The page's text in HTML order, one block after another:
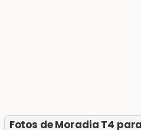
Fotos de Moradia T4